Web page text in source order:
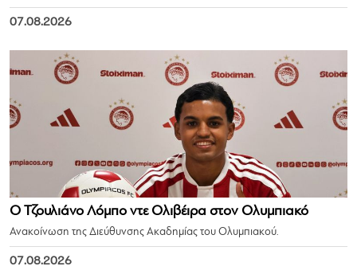
07.08.2026
Ο Τζουλιάνο Λόμπο ντε Ολιβέιρα στον Ολυμπιακό
Ανακοίνωση της Διεύθυνσης Ακαδημίας του Ολυμπιακού.
07.08.2026